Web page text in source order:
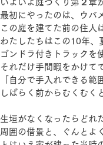
いよいよ庭づくり第２章
最初にやったのは、ウバ
この庭を建てた前の住人
わたしたちはこの10年、
ゴンドラ付きトラックを
それだけ手間暇をかけて
「自分で手入れできる
しばらく前からむくむく
生垣がなくなったらどれ
周囲の借景と、ぐんとよ